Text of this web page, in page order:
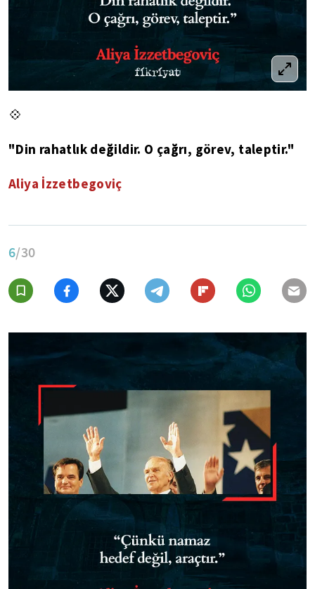
💠
"Din rahatlık değildir. O çağrı, görev, taleptir."
Aliya İzzetbegoviç
6/30